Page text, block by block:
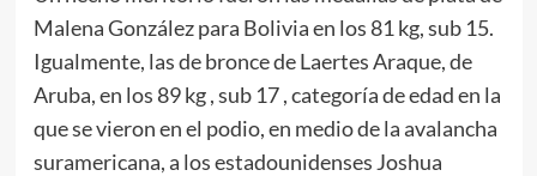
Malena González para Bolivia en los 81 kg, sub 15.
Igualmente, las de bronce de Laertes Araque, de
Aruba, en los 89 kg , sub 17 , categoría de edad en la
que se vieron en el podio, en medio de la avalancha
suramericana, a los estadounidenses Joshua